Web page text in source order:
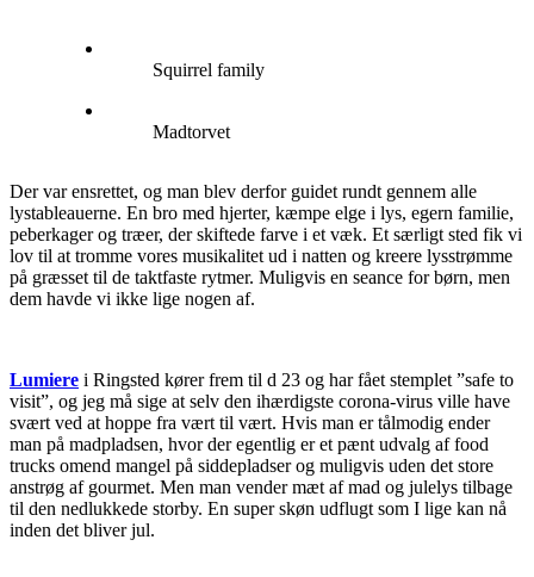
Squirrel family
Madtorvet
Der var ensrettet, og man blev derfor guidet rundt gennem alle
lystableauerne. En bro med hjerter, kæmpe elge i lys, egern familie,
peberkager og træer, der skiftede farve i et væk. Et særligt sted fik vi
lov til at tromme vores musikalitet ud i natten og kreere lysstrømme
på græsset til de taktfaste rytmer. Muligvis en seance for børn, men
dem havde vi ikke lige nogen af.
Lumiere i Ringsted kører frem til d 23 og har fået stemplet ”safe to
visit”, og jeg må sige at selv den ihærdigste corona-virus ville have
svært ved at hoppe fra vært til vært. Hvis man er tålmodig ender
man på madpladsen, hvor der egentlig er et pænt udvalg af food
trucks omend mangel på siddepladser og muligvis uden det store
anstrøg af gourmet. Men man vender mæt af mad og julelys tilbage
til den nedlukkede storby. En super skøn udflugt som I lige kan nå
inden det bliver jul.